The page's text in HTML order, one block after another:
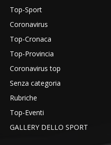
Top-Sport
Coronavirus
Top-Cronaca
Top-Provincia
Coronavirus top
Senza categoria
Rubriche
Top-Eventi
GALLERY DELLO SPORT